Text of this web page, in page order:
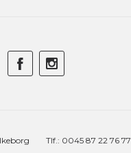
Tlf.: 0045 87 22 76 77